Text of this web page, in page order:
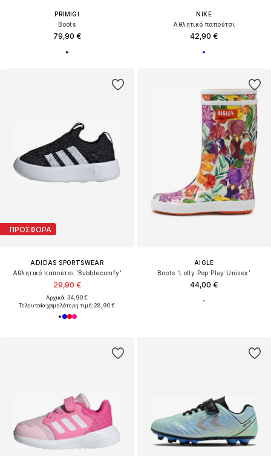
PRIMIGI
Boots
79,90 €
NIKE
Αθλητικό παπούτσι
42,90 €
ΠΡΟΣΦΟΡΑ
ADIDAS SPORTSWEAR
Αθλητικό παπούτσι 'Bubblecomfy'
29,90 €
Αρχικά: 34,90 €
Τελευταία χαμηλότερη τιμή:28,90 €
AIGLE
Boots 'Lolly Pop Play Unisex'
44,00 €